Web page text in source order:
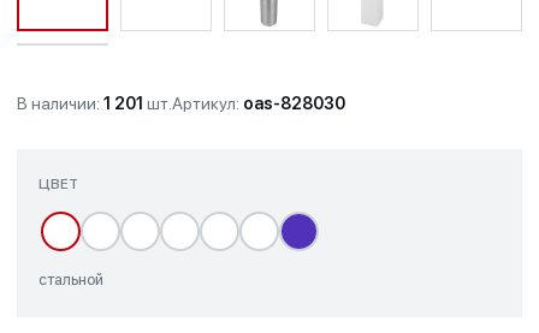
В наличии: 1 201 шт.Артикул: oas-828030
ЦВЕТ
стальной